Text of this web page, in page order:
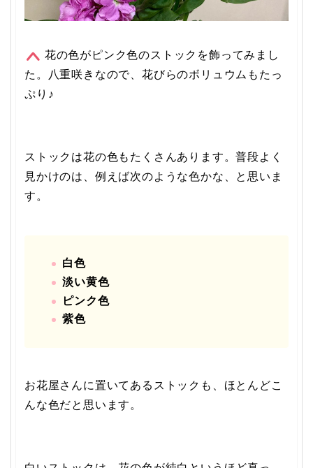
花の色がピンク色のストックを飾ってみまし
た。八重咲きなので、花びらのボリュウムもたっ
ぷり♪
ストックは花の色もたくさんあります。普段よく
見かけのは、例えば次のような色かな、と思いま
す。
白色
淡い黄色
ピンク色
紫色
お花屋さんに置いてあるストックも、ほとんどこ
んな色だと思います。